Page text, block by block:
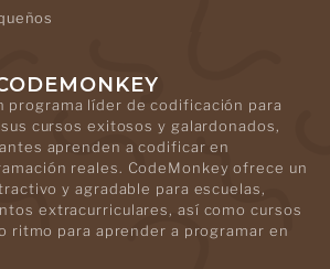
programa líder de codificación para
cursos exitosos y galardonados,
aprenden a codificar en
reales. CodeMonkey ofrece un
y agradable para escuelas,
extracurriculares, así como cursos
ritmo para aprender a programar en